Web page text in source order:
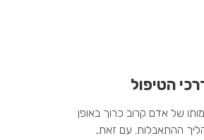
הטיפול
של אדם קרוב כרוך באופן
ההתאבלות. עם זאת,